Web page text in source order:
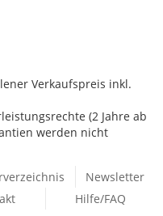
Verkaufspreis inkl.
(2 Jahre ab
werden nicht
Newsletter
Hilfe/FAQ